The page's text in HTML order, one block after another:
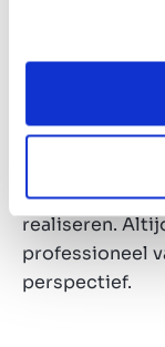
ambities te
graag hun
de juiste
realiseren.
professioneel
perspectief.